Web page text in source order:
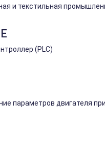
и текстильная
(PLC)
параметров двигателя